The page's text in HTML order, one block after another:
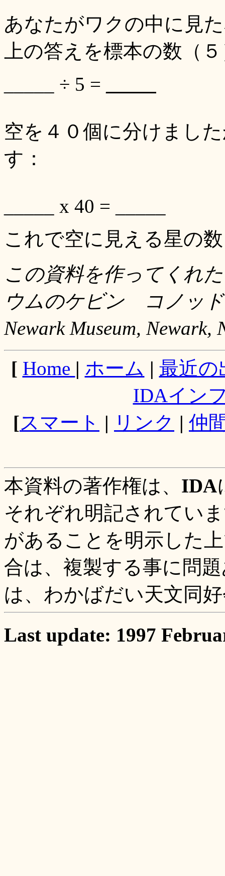
あなたがワクの中に見
上の答えを標本の数（
_____ ÷ 5 =
空を４０個に分けまし
す：
_____ x 40 = _____
これで空に見える星の
この資料を作ってくれ
ウムのケビン コノッド
Newark Museum, Newark,
[ Home | ホーム | 最近の
IDAイン
[スマート | リンク | 仲
本資料の著作権は、 IDA
それぞれ明記されてい
があることを明示した
合は、複製する事に問
は、わかばだい天文同
Last update: 1997